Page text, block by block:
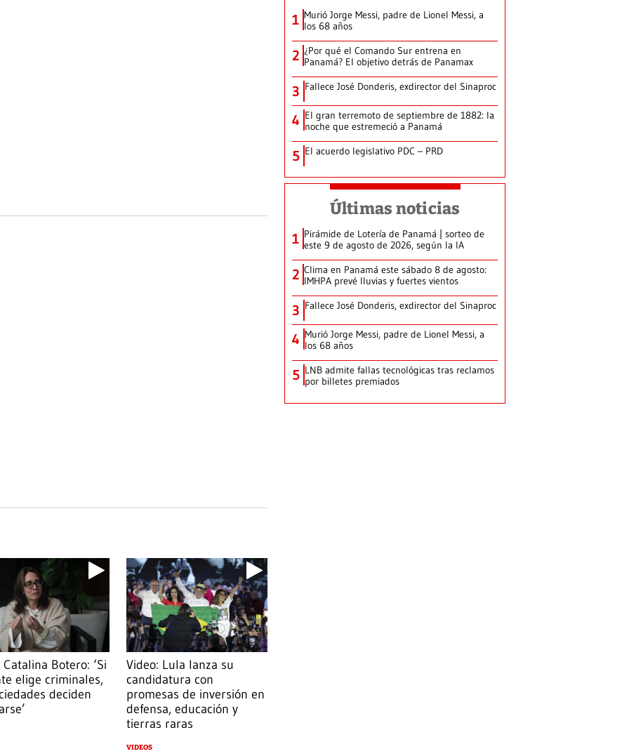
Catalina Botero: ‘Si
elige criminales,
deciden
Video: Lula lanza su
candidatura con
promesas de inversión en
defensa, educación y
tierras raras
VIDEOS
1 Murió Jorge Messi, padre de Lionel Messi, a
los 68 años
2 ¿Por qué el Comando Sur entrena en
Panamá? El objetivo detrás de Panamax
3 Fallece José Donderis, exdirector del Sinaproc
4 El gran terremoto de septiembre de 1882: la
noche que estremeció a Panamá
5 El acuerdo legislativo PDC – PRD
Últimas noticias
1 Pirámide de Lotería de Panamá | sorteo de
este 9 de agosto de 2026, según la IA
2 Clima en Panamá este sábado 8 de agosto:
IMHPA prevé lluvias y fuertes vientos
3 Fallece José Donderis, exdirector del Sinaproc
4 Murió Jorge Messi, padre de Lionel Messi, a
los 68 años
5 LNB admite fallas tecnológicas tras reclamos
por billetes premiados